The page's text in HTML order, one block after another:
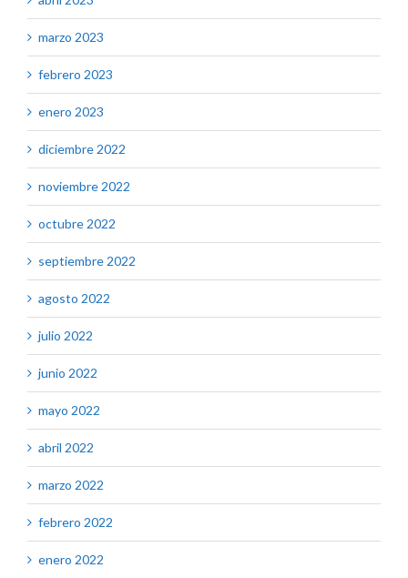
marzo 2023
febrero 2023
enero 2023
diciembre 2022
noviembre 2022
octubre 2022
septiembre 2022
agosto 2022
julio 2022
junio 2022
mayo 2022
abril 2022
marzo 2022
febrero 2022
enero 2022